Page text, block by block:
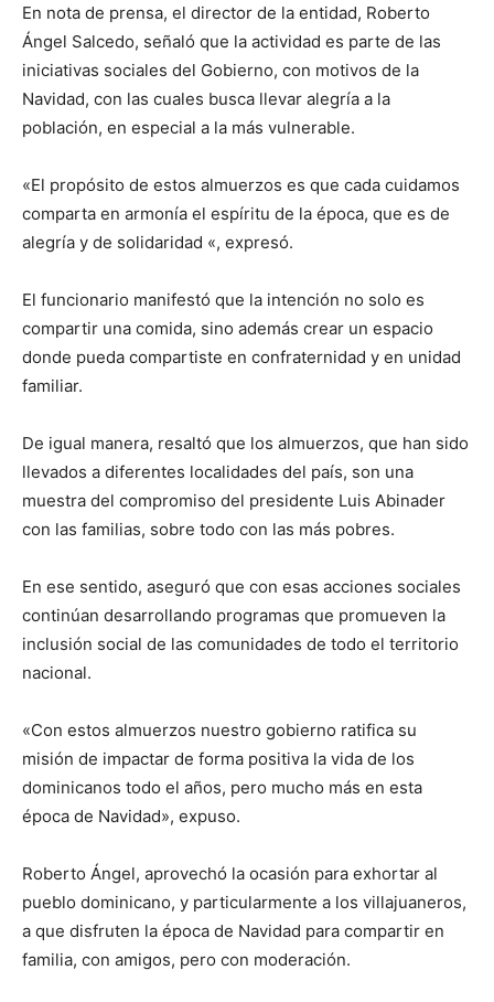
En nota de prensa, el director de la entidad, Roberto
Ángel Salcedo, señaló que la actividad es parte de las
iniciativas sociales del Gobierno, con motivos de la
Navidad, con las cuales busca llevar alegría a la
población, en especial a la más vulnerable.
«El propósito de estos almuerzos es que cada cuidamos
comparta en armonía el espíritu de la época, que es de
alegría y de solidaridad «, expresó.
El funcionario manifestó que la intención no solo es
compartir una comida, sino además crear un espacio
donde pueda compartiste en confraternidad y en unidad
familiar.
De igual manera, resaltó que los almuerzos, que han sido
llevados a diferentes localidades del país, son una
muestra del compromiso del presidente Luis Abinader
con las familias, sobre todo con las más pobres.
En ese sentido, aseguró que con esas acciones sociales
continúan desarrollando programas que promueven la
inclusión social de las comunidades de todo el territorio
nacional.
«Con estos almuerzos nuestro gobierno ratifica su
misión de impactar de forma positiva la vida de los
dominicanos todo el años, pero mucho más en esta
época de Navidad», expuso.
Roberto Ángel, aprovechó la ocasión para exhortar al
pueblo dominicano, y particularmente a los villajuaneros,
a que disfruten la época de Navidad para compartir en
familia, con amigos, pero con moderación.